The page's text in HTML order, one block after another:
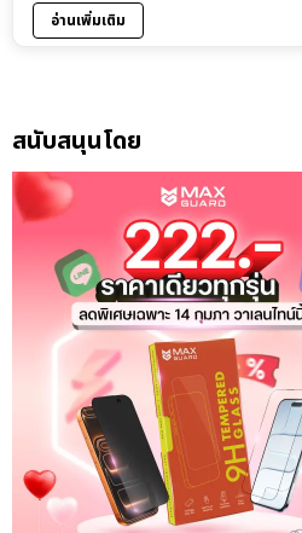
อ่านเพิ่มเติม
สนับสนุนโดย